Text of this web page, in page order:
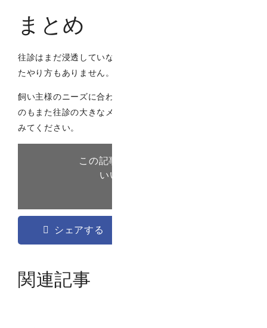
まとめ
往診はまだ浸透していない分、これだと言った決まりきっ
たやり方もありません。
飼い主様のニーズに合わせて、フレキシブルに対応できる
のもまた往診の大きなメリットなので、ぜひとも検討して
みてください。
この記事が気に入ったら
いいね ! しよう
シェアする
関連記事